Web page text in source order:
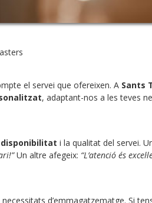
el servei que ofereixen. A Sants
, adaptant-nos a les teves
disponibilitat i la qualitat del servei.
Un altre afegeix: “L’atenció és
d’emmagatzematge. Si